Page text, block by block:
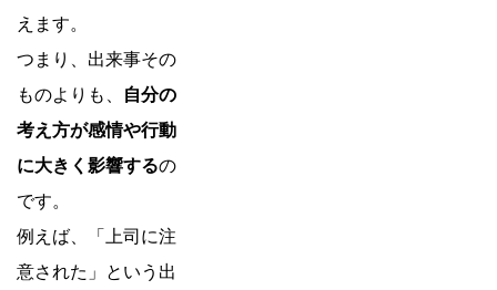
えます。
つまり、出来事その
ものよりも、
自分の
考え方が感情や行動
に大きく影響するの
です。
例えば、「上司に注
意された」という出